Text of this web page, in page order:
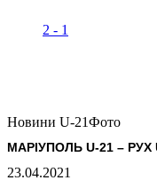
2 - 1
Новини U-21Фото
МАРІУПОЛЬ U-21 –
23.04.2021